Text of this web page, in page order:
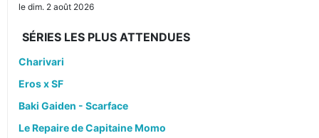
le dim. 2 août 2026
SÉRIES LES PLUS ATTENDUES
Charivari
Eros x SF
Baki Gaiden - Scarface
Le Repaire de Capitaine Momo